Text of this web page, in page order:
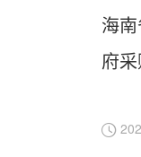
海
府